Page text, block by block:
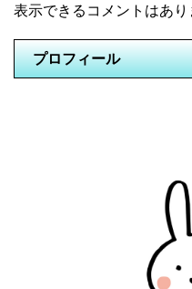
表示できるコメントはあり
プロフィール